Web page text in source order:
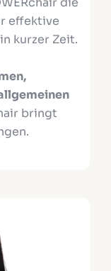
effektive
kurzer Zeit.
bringt